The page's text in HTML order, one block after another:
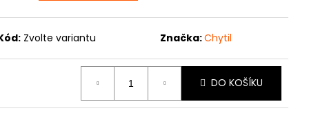
Zvolte variantu Značka:Chytil
DO KOŠÍKU